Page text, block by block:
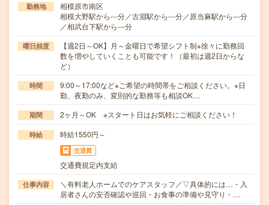
勤務地
相模原市南区
相模大野駅から---分／古淵駅から---分／原当麻駅から---分
／相武台下駅から---分
曜日頻度
【週2日～OK】月～金曜日で希望シフト制※徐々に勤務回
数を増やしていくことも可能です！（最初は週2日からな
ど）
時間
9:00～17:00など※ご希望の時間帯をご相談ください。※日
勤、夜勤のみ、変則的な勤務等も相談OK…
期間 2ヶ月～OK ※スタート日はお気軽にご相談ください！
時給 時給1550円～
交通費
交通費規定内支給
仕事内容
＼有料老人ホームでのケアスタッフ／▽具体的には…・入
居者さんの安否確認や巡回・お食事の準備や見守り・…